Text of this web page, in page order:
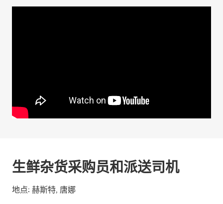
生鲜杂货采购员和派送司机
地点: 赫斯特, 唐娜